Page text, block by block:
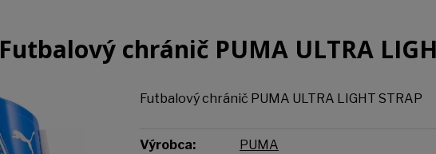
Futbalový chránič PUMA ULTRA
Futbalový chránič PUMA ULTRA LIGHT STRAP
Výrobca: PUMA